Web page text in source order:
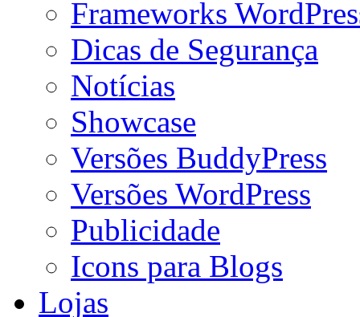
Frameworks
Dicas de Segurança
Notícias
Showcase
Versões BuddyPress
Versões WordPress
Publicidade
Icons para Blogs
Lojas